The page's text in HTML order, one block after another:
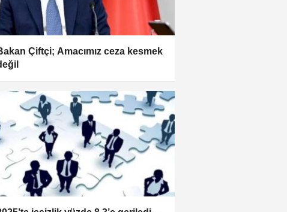
Çiftçi; Amacımız ceza kesmek